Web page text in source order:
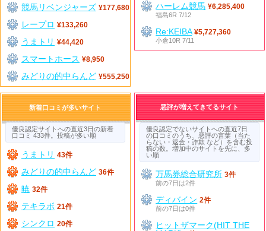
競馬リベンジャーズ ¥177,680
レープロ ¥133,260
うまトリ ¥44,420
スマートホース ¥8,950
みどりの的中らんど ¥555,250
ハーレム競馬 ¥6,285,400
福島6R 7/12
Re:KEIBA ¥5,727,360
小倉10R 7/11
新着口コミが多いサイト
優良認定サイトへの直近3日の新着
口コミ 433件。投稿が多い順
うまトリ 43件
みどりの的中らんど 36件
暁 32件
テキラボ 21件
シンクロ 20件
悪評が増えてきてるサイト
優良認定でないサイトへの直近7日
の口コミのうち、悪評の言葉（当た
らない・返金・詐欺 など）を含む投
稿の数。増加中のサイトを先に、多
い順
万馬券総合研究所 3件
前の7日は2件
ディバイン 2件
前の7日は0件
ヒットザマーク(HIT THE